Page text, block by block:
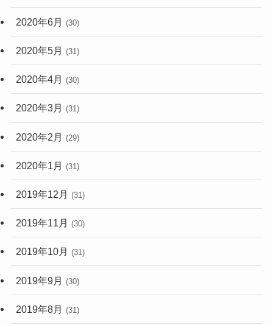
2020年6月 (30)
2020年5月 (31)
2020年4月 (30)
2020年3月 (31)
2020年2月 (29)
2020年1月 (31)
2019年12月 (31)
2019年11月 (30)
2019年10月 (31)
2019年9月 (30)
2019年8月 (31)